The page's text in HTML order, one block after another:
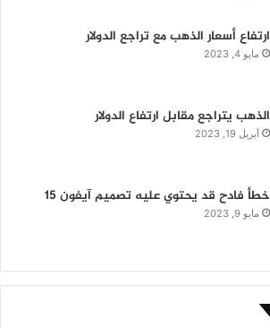
ارتفاع أسعار الذهب مع تراجع الدولار
مايو 4, 2023
الذهب يتراجع مقابل ارتفاع الدولار
أبريل 19, 2023
خطأ فادح قد يحتوي عليه تصميم آيفون 15
مايو 9, 2023